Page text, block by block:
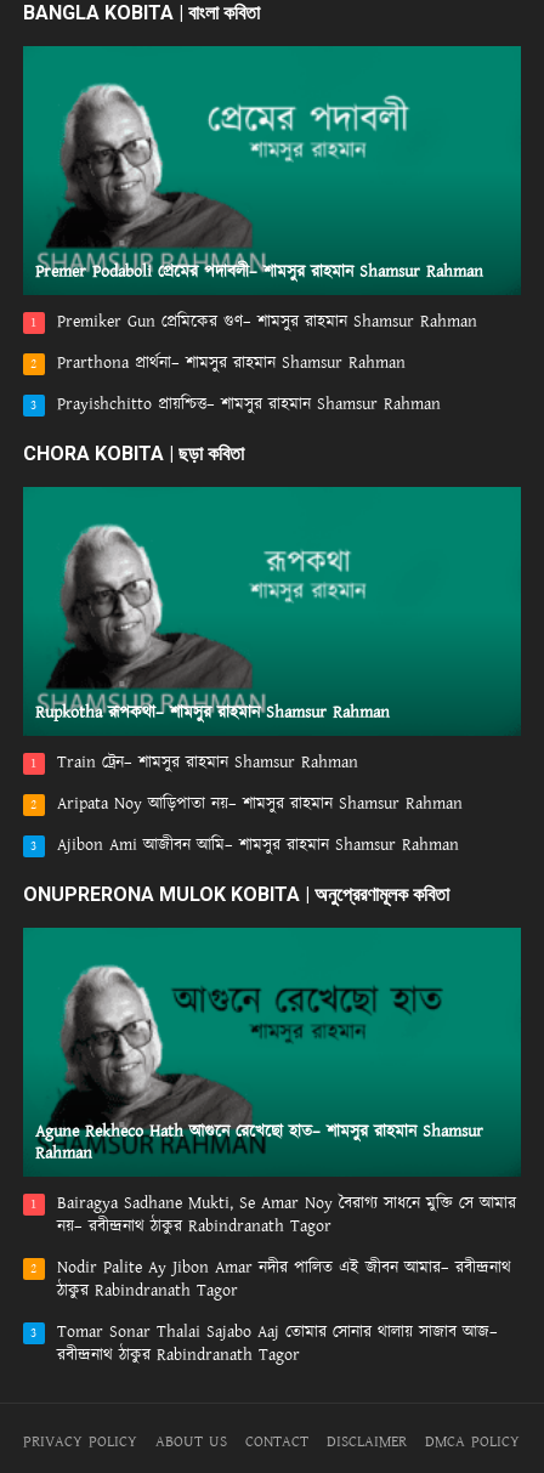
BANGLA KOBITA | বাংলা কবিতা
Premer Podaboli প্রেমের পদাবলী– শামসুর রাহমান Shamsur Rahman
1 Premiker Gun প্রেমিকের গুণ– শামসুর রাহমান Shamsur Rahman
2 Prarthona প্রার্থনা– শামসুর রাহমান Shamsur Rahman
3 Prayishchitto প্রায়শ্চিত্ত– শামসুর রাহমান Shamsur Rahman
CHORA KOBITA | ছড়া কবিতা
Rupkotha রূপকথা– শামসুর রাহমান Shamsur Rahman
1 Train ট্রেন– শামসুর রাহমান Shamsur Rahman
2 Aripata Noy আড়িপাতা নয়– শামসুর রাহমান Shamsur Rahman
3 Ajibon Ami আজীবন আমি– শামসুর রাহমান Shamsur Rahman
ONUPRERONA MULOK KOBITA | অনুপ্রেরণামূলক কবিতা
Agune Rekheco Hath আগুনে রেখেছো হাত– শামসুর রাহমান Shamsur
Rahman
1
Bairagya Sadhane Mukti, Se Amar Noy বৈরাগ্য সাধনে মুক্তি সে আমার
নয়– রবীন্দ্রনাথ ঠাকুর Rabindranath Tagor
2
Nodir Palite Ay Jibon Amar নদীর পালিত এই জীবন আমার– রবীন্দ্রনাথ
ঠাকুর Rabindranath Tagor
3
Tomar Sonar Thalai Sajabo Aaj তোমার সোনার থালায় সাজাব আজ–
রবীন্দ্রনাথ ঠাকুর Rabindranath Tagor
PRIVACY POLICY ABOUT US CONTACT DISCLAIMER
DMCA POLICY